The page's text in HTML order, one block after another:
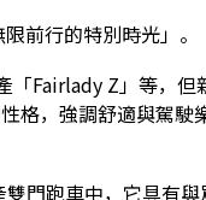
前行的特別時光」。
「Fairlady Z」等，但
格，強調舒適與駕駛
門跑車中，它具有與